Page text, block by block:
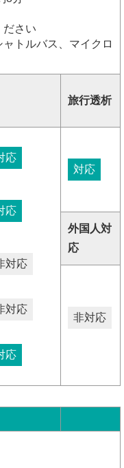
さい
トルバス、マイクロ
旅行透析
応
応
対応
対応
応
対応
外国人対
応
非対応